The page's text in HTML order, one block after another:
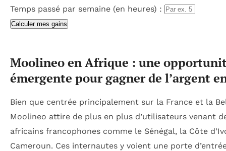
Temps passé par semaine (en heures) :
Calculer mes gains
Moolineo en Afrique : une
émergente pour gagner de l’argent
Bien que centrée principalement sur la France et la
Moolineo attire de plus en plus d’utilisateurs venant
africains francophones comme le Sénégal, la Côte
Cameroun. Ces internautes y voient une porte